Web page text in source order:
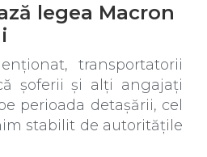
legea Macron
transportatorii
șoferii și alți angajați
perioada detașării, cel
stabilit de autoritățile